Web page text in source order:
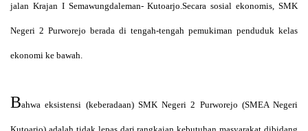
jalan Krajan I Semawungdaleman- Kutoarjo.Secara sosial ekonomis, SMK
Negeri 2 Purworejo berada di tengah-tengah pemukiman penduduk kelas
ekonomi ke bawah.
Bahwa eksistensi (keberadaan) SMK Negeri 2 Purworejo (SMEA Negeri